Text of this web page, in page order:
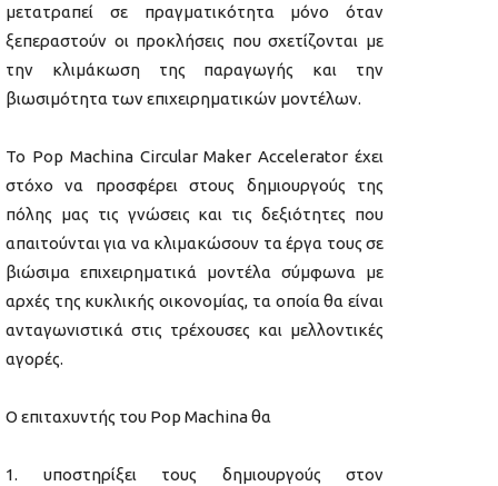
μετατραπεί σε πραγματικότητα μόνο όταν
ξεπεραστούν οι προκλήσεις που σχετίζονται με
την κλιμάκωση της παραγωγής και την
βιωσιμότητα των επιχειρηματικών μοντέλων.
Το Pop Machina Circular Maker Accelerator έχει
στόχο να προσφέρει στους δημιουργούς της
πόλης μας τις γνώσεις και τις δεξιότητες που
απαιτούνται για να κλιμακώσουν τα έργα τους σε
βιώσιμα επιχειρηματικά μοντέλα σύμφωνα με
αρχές της κυκλικής οικονομίας, τα οποία θα είναι
ανταγωνιστικά στις τρέχουσες και μελλοντικές
αγορές.
Ο επιταχυντής του Pop Machina θα
υποστηρίξει τους δημιουργούς στον